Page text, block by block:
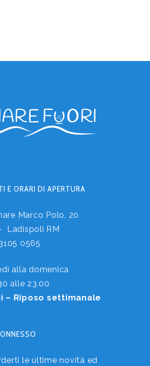
E ORARI DI APERTURA
Marco Polo, 20
Ladispoli RM
0565
alla domenica
alle 23.00
– Riposo settimanale
le ultime novità ed